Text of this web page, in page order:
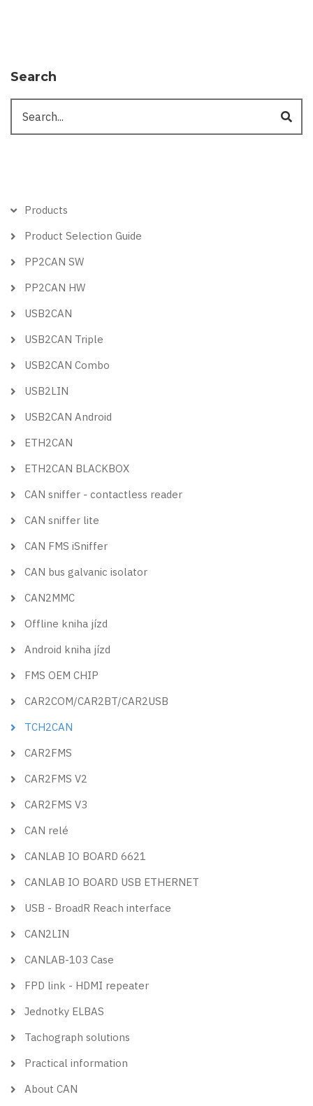
Search
Hlavní
Products
Product Selection Guide
PP2CAN SW
PP2CAN HW
USB2CAN
USB2CAN Triple
USB2CAN Combo
USB2LIN
USB2CAN Android
ETH2CAN
ETH2CAN BLACKBOX
CAN sniffer - contactless reader
CAN sniffer lite
CAN FMS iSniffer
CAN bus galvanic isolator
CAN2MMC
Offline kniha jízd
Android kniha jízd
FMS OEM CHIP
CAR2COM/CAR2BT/CAR2USB
TCH2CAN
CAR2FMS
CAR2FMS V2
CAR2FMS V3
CAN relé
CANLAB IO BOARD 6621
CANLAB IO BOARD USB ETHERNET
USB - BroadR Reach interface
CAN2LIN
CANLAB-103 Case
FPD link - HDMI repeater
Jednotky ELBAS
Tachograph solutions
Practical information
About CAN